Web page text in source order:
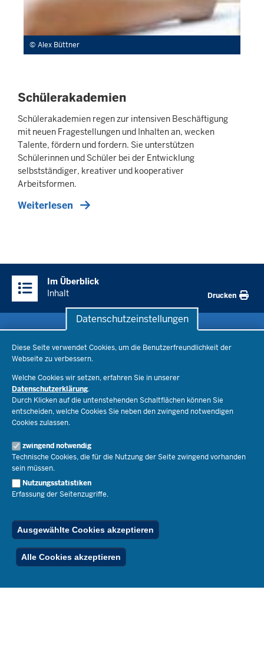
Datenschutzeinstellungen
Diese Seite verwendet Cookies, um die Benutzerfreundlichkeit der
Webseite zu verbessern.
Welche Cookies wir setzen, erfahren Sie in unserer
Datenschutzerklärung.
Durch Klicken auf die untenstehenden Schaltflächen können Sie
entscheiden, welche Cookies Sie neben den zwingend notwendigen
Cookies zulassen.
zwingend notwendig
Technische Cookies, die für die Nutzung der Seite zwingend vorhanden
sein müssen.
Nutzungsstatistiken
Erfassung der Seitenzugriffe.
Ausgewählte Cookies akzeptieren
Alle Cookies akzeptieren
Alex Büttner
Schülerakademien
Schülerakademien regen zur intensiven Beschäftigung
mit neuen Fragestellungen und Inhalten an, wecken
Talente, fördern und fordern. Sie unterstützen
Schülerinnen und Schüler bei der Entwicklung
selbstständiger, kreativer und kooperativer
Arbeitsformen.
Weiterlesen
Inhalte
Im Überblick
Inhalt
Drucken
Bildungsthemen
Lehrkräfte
Recht
Schulleben
Ministerium
Ministerin Dorothee Feller
Staatssekretär Dr. Urban Mauer
Open Government
Bibliothek
Veranstaltungen
Geschäftsbereich
Presse
Pressefotos
Social Media
Pressekontakt
Service
Schule(n) suchen
Kontakt
Der Weg zu uns
Publikationen
RSS-Feed
Ferienordnung
Spezialangebote
© 2026 Bildungsportal NRW
Below
Footer
Menu
Inhalt Impressum Datenschutz